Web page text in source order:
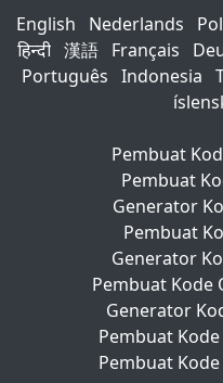
English Nederlands
हिन्दी 漢語 Français
Português Indonesia
Pembuat
Pembuat
Generator
Pembuat
Generator
Pembuat Kode
Generator
Pembuat
Pembuat